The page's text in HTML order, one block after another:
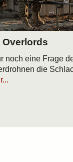
Overlords
noch eine Frage
die